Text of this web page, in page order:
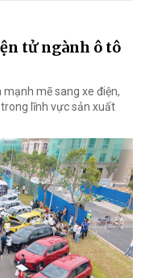
tử ngành ô tô
mẽ sang xe điện,
lĩnh vực sản xuất